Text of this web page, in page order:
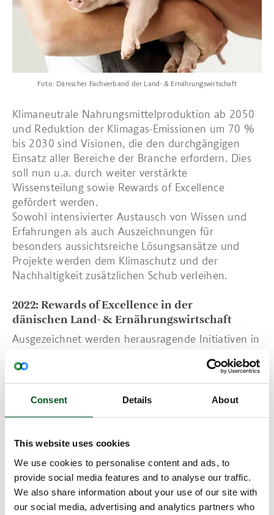
Consent Details About
This website uses cookies
We use cookies to personalise content and ads, to
provide social media features and to analyse our traffic.
We also share information about your use of our site with
our social media, advertising and analytics partners who
Foto: Dänischer Fachverband der Land- & Ernährungswirtschaft
Klimaneutrale Nahrungsmittelproduktion ab 2050
und Reduktion der Klimagas-Emissionen um 70 %
bis 2030 sind Visionen, die den durchgängigen
Einsatz aller Bereiche der Branche erfordern. Dies
soll nun u.a. durch weiter verstärkte
Wissensteilung sowie Rewards of Excellence
gefördert werden.
Sowohl intensivierter Austausch von Wissen und
Erfahrungen als auch Auszeichnungen für
besonders aussichtsreiche Lösungsansätze und
Projekte werden dem Klimaschutz und der
Nachhaltigkeit zusätzlichen Schub verleihen.
2022: Rewards of Excellence in der
dänischen Land- & Ernährungswirtschaft
Ausgezeichnet werden herausragende Initiativen in
sowohl ein Landwirt als auch Kantinen bzw. GV-
Küchen ausgezeichnet.
wird künftig alljährlich ein dänischer Landwirt
ausgezeichnet, der sich in seinem Betrieb
besonders für Klimaschutz und Nachhaltigkeit
eingesetzt und den Betrieb bezüglich ‚Environment,
Social, Governance‘ (ESG) vorbildlich optimiert hat.